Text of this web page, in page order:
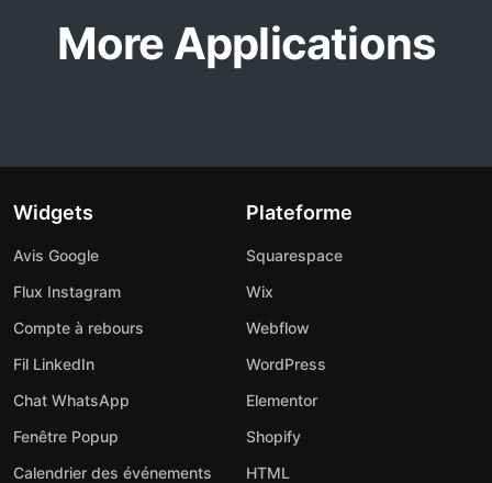
More Applications
Widgets
Avis Google
Flux Instagram
Compte à rebours
Fil LinkedIn
Chat WhatsApp
Fenêtre Popup
Calendrier des événements
Plateforme
Squarespace
Wix
Webflow
WordPress
Elementor
Shopify
HTML